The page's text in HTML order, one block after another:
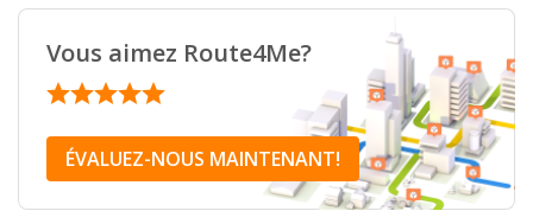
Vous aimez Route4Me?
ÉVALUEZ-NOUS MAINTENANT!